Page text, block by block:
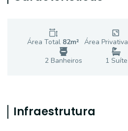
Área Total 82m² Área Privativa
2 Banheiros 1 Suíte
Infraestrutura